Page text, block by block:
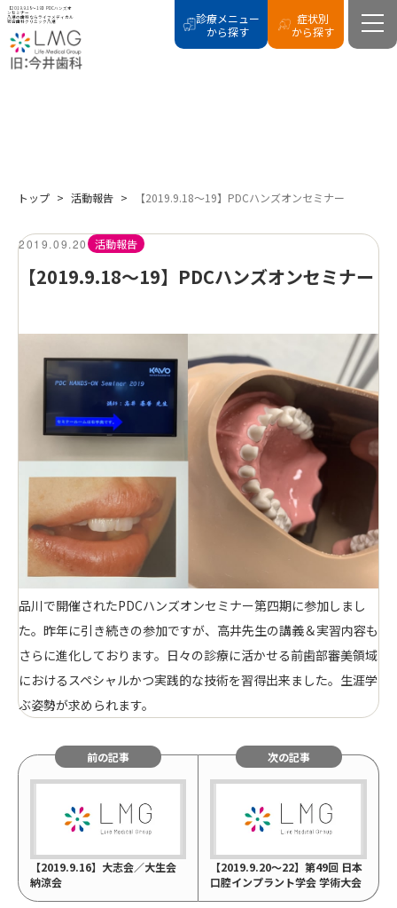
【2019.9.18～19】PDCハンズオ
ンセミナー
八潮の歯科ならライフメディカル
総合歯科クリニック八潮
診療メニュー
から探す
症状別
から探す
トップ > 活動報告 > 【2019.9.18～19】PDCハンズオンセミナー
2019.09.20 活動報告
【2019.9.18～19】PDCハンズオンセミナー
品川で開催されたPDCハンズオンセミナー第四期に参加しまし
た。昨年に引き続きの参加ですが、高井先生の講義＆実習内容も
さらに進化しております。日々の診療に活かせる前歯部審美領域
におけるスペシャルかつ実践的な技術を習得出来ました。生涯学
ぶ姿勢が求められます。
前の記事
【2019.9.16】大志会／大生会
納涼会
次の記事
【2019.9.20～22】第49回 日本
口腔インプラント学会 学術大会